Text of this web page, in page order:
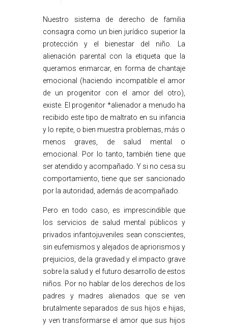
Nuestro sistema de derecho de familia
consagra como un bien jurídico superior la
protección y el bienestar del niño. La
alienación parental con la etiqueta que la
queramos enmarcar, en forma de chantaje
emocional (haciendo incompatible el amor
de un progenitor con el amor del otro),
existe. El progenitor *alienador a menudo ha
recibido este tipo de maltrato en su infancia
y lo repite, o bien muestra problemas, más o
menos graves, de salud mental o
emocional. Por lo tanto, también tiene que
ser atendido y acompañado. Y si no cesa su
comportamiento, tiene que ser sancionado
por la autoridad, además de acompañado.
Pero en todo caso, es imprescindible que
los servicios de salud mental públicos y
privados infantojuveniles sean conscientes,
sin eufemismos y alejados de apriorismos y
prejuicios, de la gravedad y el impacto grave
sobre la salud y el futuro desarrollo de estos
niños. Por no hablar de los derechos de los
padres y madres alienados que se ven
brutalmente separados de sus hijos e hijas,
y ven transformarse el amor que sus hijos